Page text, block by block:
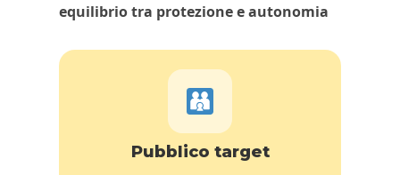
equilibrio tra protezione e autonomia
Pubblico target